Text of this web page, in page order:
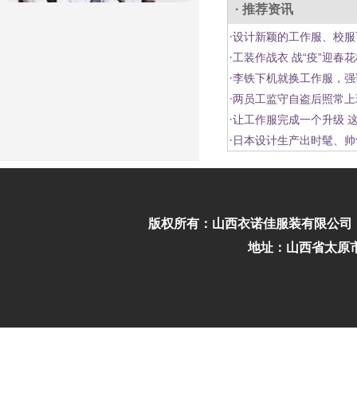
· 推荐资讯
·设计新颖的工作服、校
·工装作战衣 战“疫”迎春
·李铁下机就换工作服，
·两员工监守自盗后照常
·让工作服完成一个升级
·日本设计生产出时髦、
版权所有： 山西衣诺佳服装有限公司
地址：山西省太原